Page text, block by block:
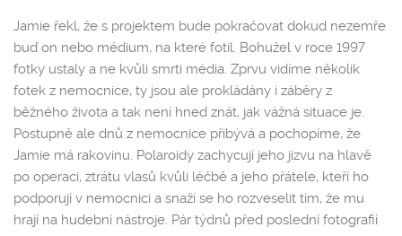
Jamie řekl, že s projektem bude pokračovat dokud nezemře
buď on nebo médium, na které fotil. Bohužel v roce 1997
fotky ustaly a ne kvůli smrti média. Zprvu vidíme několik
fotek z nemocnice, ty jsou ale prokládány i záběry z
běžného života a tak není hned znát, jak vážná situace je.
Postupně ale dnů z nemocnice přibývá a pochopíme, že
Jamie má rakovinu. Polaroidy zachycují jeho jizvu na hlavě
po operaci, ztrátu vlasů kvůli léčbě a jeho přátele, kteří ho
podporují v nemocnici a snaží se ho rozveselit tím, že mu
hrají na hudební nástroje. Pár týdnů před poslední fotografií